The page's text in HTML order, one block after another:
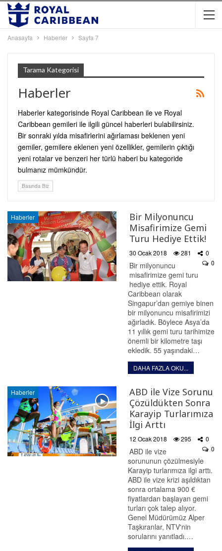
Anasayfa Haberler Sayfa 7
Tarama Kategorisi
Haberler
Haberler kategorisinde Royal Caribbean ile ve Royal
Caribbean gemileri ile ilgili güncel haberleri bulabilirsiniz.
Bir sonraki yılda misafirlerini ağırlaması beklenen yeni
gemiler, gemilere eklenen yeni özellikler, gemilerin çıktığı
yeni rotalar ve benzeri her türlü haberi bu kategoride
bulmanız mümkündür.
Basında Biz
Haberler
Bir Milyonuncu
Misafirimize Gemi
Turu Hediye Ettik!
30 Ocak 2018 281
0
0
Bir milyonuncu
misafirimize gemi turu
hediye ettik. Royal
Caribbean olarak
Singapur’dan gemiye binen
bir milyonuncu misafirimizi
ağırladık. Böylece Asya’da
11 yıllık gemi turu tarihimize
önemli bir kilometre taşı
ekledik. 55 yaşındaki…
DAHA FAZLA OKU...
Haberler
ABD ile Vize Sorunu
Çözüldükten Sonra
Karayip Turlarımıza
İlgi Arttı
12 Ocak 2018 295
0
0
ABD ile vize
sorununun çözülmesiyle
Karayip turlarımıza ilgi arttı.
ABD ile vize krizi aşıldıktan
sonra ortalama 900 €
fiyatlardan başlayan gemi
turları çok talep alıyor.
Genel Müdürümüz Alper
Taşkıranlar, NTV'nin
sorularını yanıtladı.…